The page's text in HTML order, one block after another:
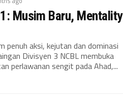
Musim Baru, Mentality
penuh aksi, kejutan dan dominasi
Divisyen 3 NCBL membuka
perlawanan sengit pada Ahad,...